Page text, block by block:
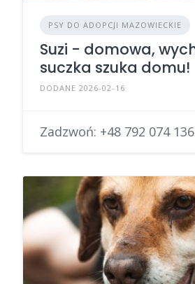
PSY DO ADOPCJI MAZOWIECKIE
Suzi - domowa,
suczka szuka domu!
DODANE 2026-02-16
Zadzwoń: +48 792 074 136